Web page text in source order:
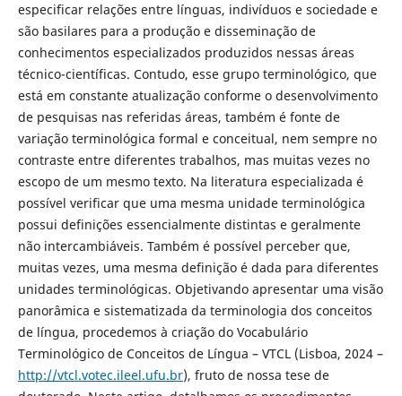
especificar relações entre línguas, indivíduos e sociedade e
são basilares para a produção e disseminação de
conhecimentos especializados produzidos nessas áreas
técnico-científicas. Contudo, esse grupo terminológico, que
está em constante atualização conforme o desenvolvimento
de pesquisas nas referidas áreas, também é fonte de
variação terminológica formal e conceitual, nem sempre no
contraste entre diferentes trabalhos, mas muitas vezes no
escopo de um mesmo texto. Na literatura especializada é
possível verificar que uma mesma unidade terminológica
possui definições essencialmente distintas e geralmente
não intercambiáveis. Também é possível perceber que,
muitas vezes, uma mesma definição é dada para diferentes
unidades terminológicas. Objetivando apresentar uma visão
panorâmica e sistematizada da terminologia dos conceitos
de língua, procedemos à criação do Vocabulário
Terminológico de Conceitos de Língua – VTCL (Lisboa, 2024 –
http://vtcl.votec.ileel.ufu.br), fruto de nossa tese de